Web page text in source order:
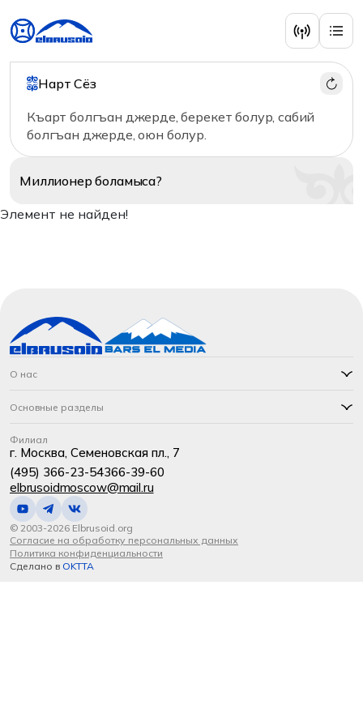
Нарт Сёз
Къарт болгъан джерде, берекет болур, сабий
болгъан джерде, оюн болур.
Миллионерболамыса?
Элемент не найден!
О нас
Основные разделы
Филиал
г. Москва, Семеновская пл., 7
(495) 366-23-54366-39-60
elbrusoidmoscow@mail.ru
© 2003-2026 Elbrusoid.org
Согласие на обработку персональных данных
Политика конфиденциальности
Сделано в OKTTA